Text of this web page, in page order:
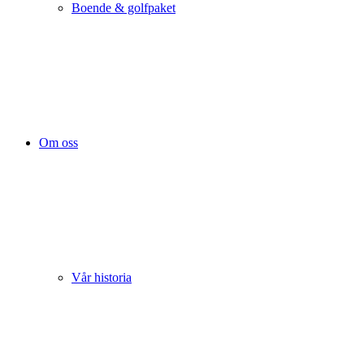
Boende & golfpaket
Om oss
Vår historia